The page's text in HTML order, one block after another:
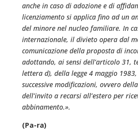
anche in caso di adozione e di
licenziamento si applica fino ad un
del minore nel nucleo familiare. In
internazionale, il divieto opera dal
comunicazione della proposta di
adottando, ai sensi dell’articolo 31,
lettera d), della legge 4 maggio
successive modificazioni, ovvero
dell’invito a recarsi all’estero per
abbinamento.».
(Pa-ra)